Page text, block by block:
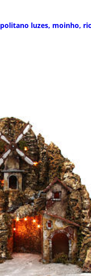
luzes, moinho,